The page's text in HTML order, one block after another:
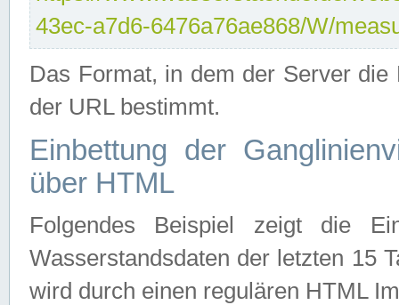
43ec-a7d6-6476a76ae868/W/
Das Format, in dem der Server
der URL bestimmt.
Einbettung der
über HTML
Folgendes Beispiel zeigt die
Wasserstandsdaten der letzten 15
wird durch einen regulären HTML